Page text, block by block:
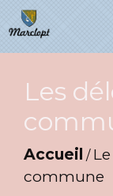
Les
Accueil /
commune